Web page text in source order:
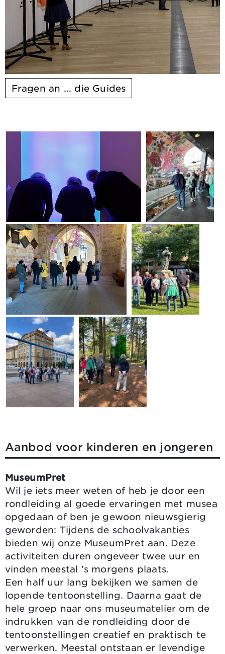
Fragen an ... die Guides
Aanbod voor kinderen en jongeren
MuseumPret
Wil je iets meer weten of heb je door een
rondleiding al goede ervaringen met musea
opgedaan of ben je gewoon nieuwsgierig
geworden: Tijdens de schoolvakanties
bieden wij onze MuseumPret aan. Deze
activiteiten duren ongeveer twee uur en
vinden meestal ’s morgens plaats.
Een half uur lang bekijken we samen de
lopende tentoonstelling. Daarna gaat de
hele groep naar ons museumatelier om de
indrukken van de rondleiding door de
tentoonstellingen creatief en praktisch te
verwerken. Meestal ontstaan er levendige